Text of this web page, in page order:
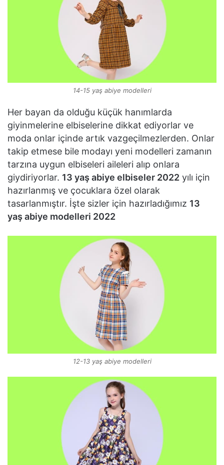
14-15 yaş abiye modelleri
Her bayan da olduğu küçük hanımlarda
giyinmelerine elbiselerine dikkat ediyorlar ve
moda onlar içinde artık vazgeçilmezlerden. Onlar
takip etmese bile modayı yeni modelleri zamanın
tarzına uygun elbiseleri aileleri alıp onlara
giydiriyorlar. 13 yaş abiye elbiseler 2022 yılı için
hazırlanmış ve çocuklara özel olarak
tasarlanmıştır. İşte sizler için hazırladığımız 13
yaş abiye modelleri 2022
12-13 yaş abiye modelleri